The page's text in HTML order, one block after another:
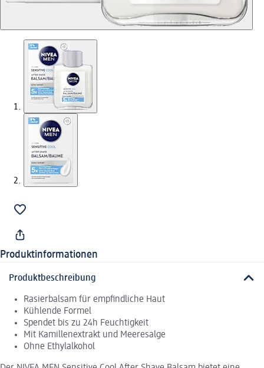
Produktinformationen
Produktbeschreibung
Rasierbalsam für empfindliche Haut
Kühlende Formel
Spendet bis zu 24h Feuchtigkeit
Mit Kamillenextrakt und Meeresalge
Ohne Ethylalkohol